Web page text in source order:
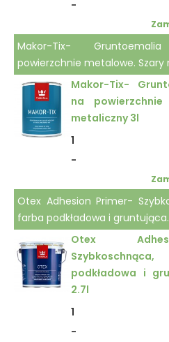
-
Makor-Tix-
powierzchnie metalowe. Szary
Makor-Tix-
na
metaliczny 3l
1
-
Otex Adhesion Primer-
farba podkładowa i gruntująca.
Otex
podkładowa i
2.7l
1
-